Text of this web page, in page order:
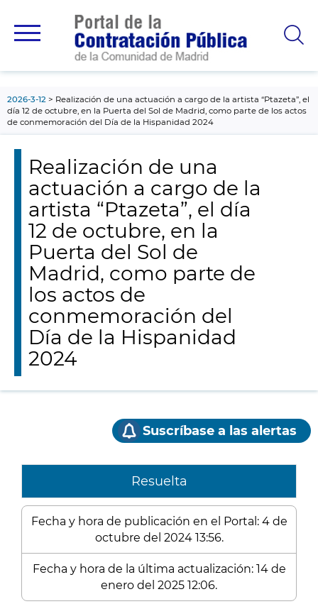
principal
2026-3-12
Realización de una actuación a cargo de la artista “Ptazeta”, el
día 12 de octubre, en la Puerta del Sol de Madrid, como parte de los actos
de conmemoración del Día de la Hispanidad 2024
Realización de una
actuación a cargo de la
artista “Ptazeta”, el día
12 de octubre, en la
Puerta del Sol de
Madrid, como parte de
los actos de
conmemoración del
Día de la Hispanidad
2024
Suscríbase a las alertas
Resuelta
Fecha y hora de publicación en el Portal: 4 de
octubre del 2024 13:56.
Fecha y hora de la última actualización: 14 de
enero del 2025 12:06.